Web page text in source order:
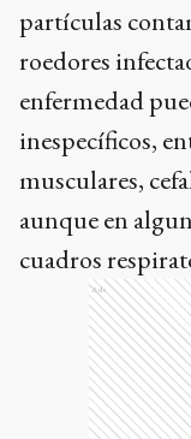
partículas
roedores
enfermedad
inespecíficos,
musculares,
aunque en
cuadros
Ads